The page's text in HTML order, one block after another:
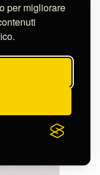
per migliorare